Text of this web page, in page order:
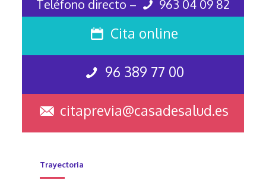
Teléfono directo – 963 04 09 82
Cita online
96 389 77 00
citaprevia@casadesalud.es
Trayectoria